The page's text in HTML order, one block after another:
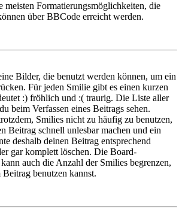
meisten Formatierungsmöglichkeiten, die
über BBCode erreicht werden.
Bilder, die benutzt werden können, um ein
Für jeden Smilie gibt es einen kurzen
:) fröhlich und :( traurig. Die Liste aller
beim Verfassen eines Beitrags sehen.
Smilies nicht zu häufig zu benutzen,
Beitrag schnell unlesbar machen und ein
deshalb deinen Beitrag entsprechend
gar komplett löschen. Die Board-
auch die Anzahl der Smilies begrenzen,
benutzen kannst.